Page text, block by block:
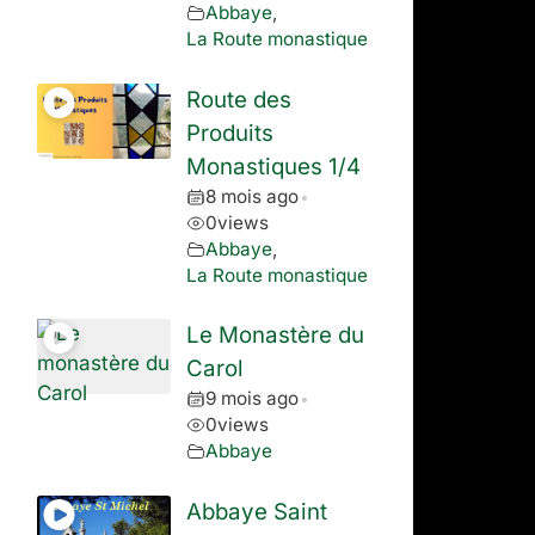
Abbaye,
La Route monastique
Route des
Produits
Monastiques 1/4
8 mois ago •
0views
Abbaye,
La Route monastique
Le Monastère du
Carol
9 mois ago •
0views
Abbaye
Abbaye Saint